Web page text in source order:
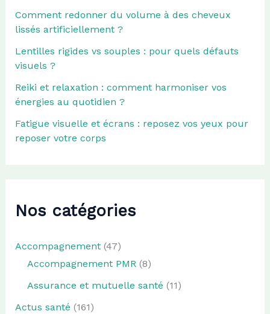
Comment redonner du volume à des cheveux
lissés artificiellement ?
Lentilles rigides vs souples : pour quels défauts
visuels ?
Reiki et relaxation : comment harmoniser vos
énergies au quotidien ?
Fatigue visuelle et écrans : reposez vos yeux pour
reposer votre corps
Nos catégories
Accompagnement(47)
Accompagnement PMR(8)
Assurance et mutuelle santé (11)
Actus santé (161)